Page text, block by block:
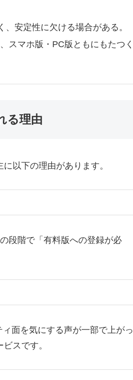
安定性に欠ける場合がある。
スマホ版・PC版ともにもたつく
る理由
以下の理由があります。
段階で「有料版への登録が必
面を気にする声が一部で上がっ
スです。